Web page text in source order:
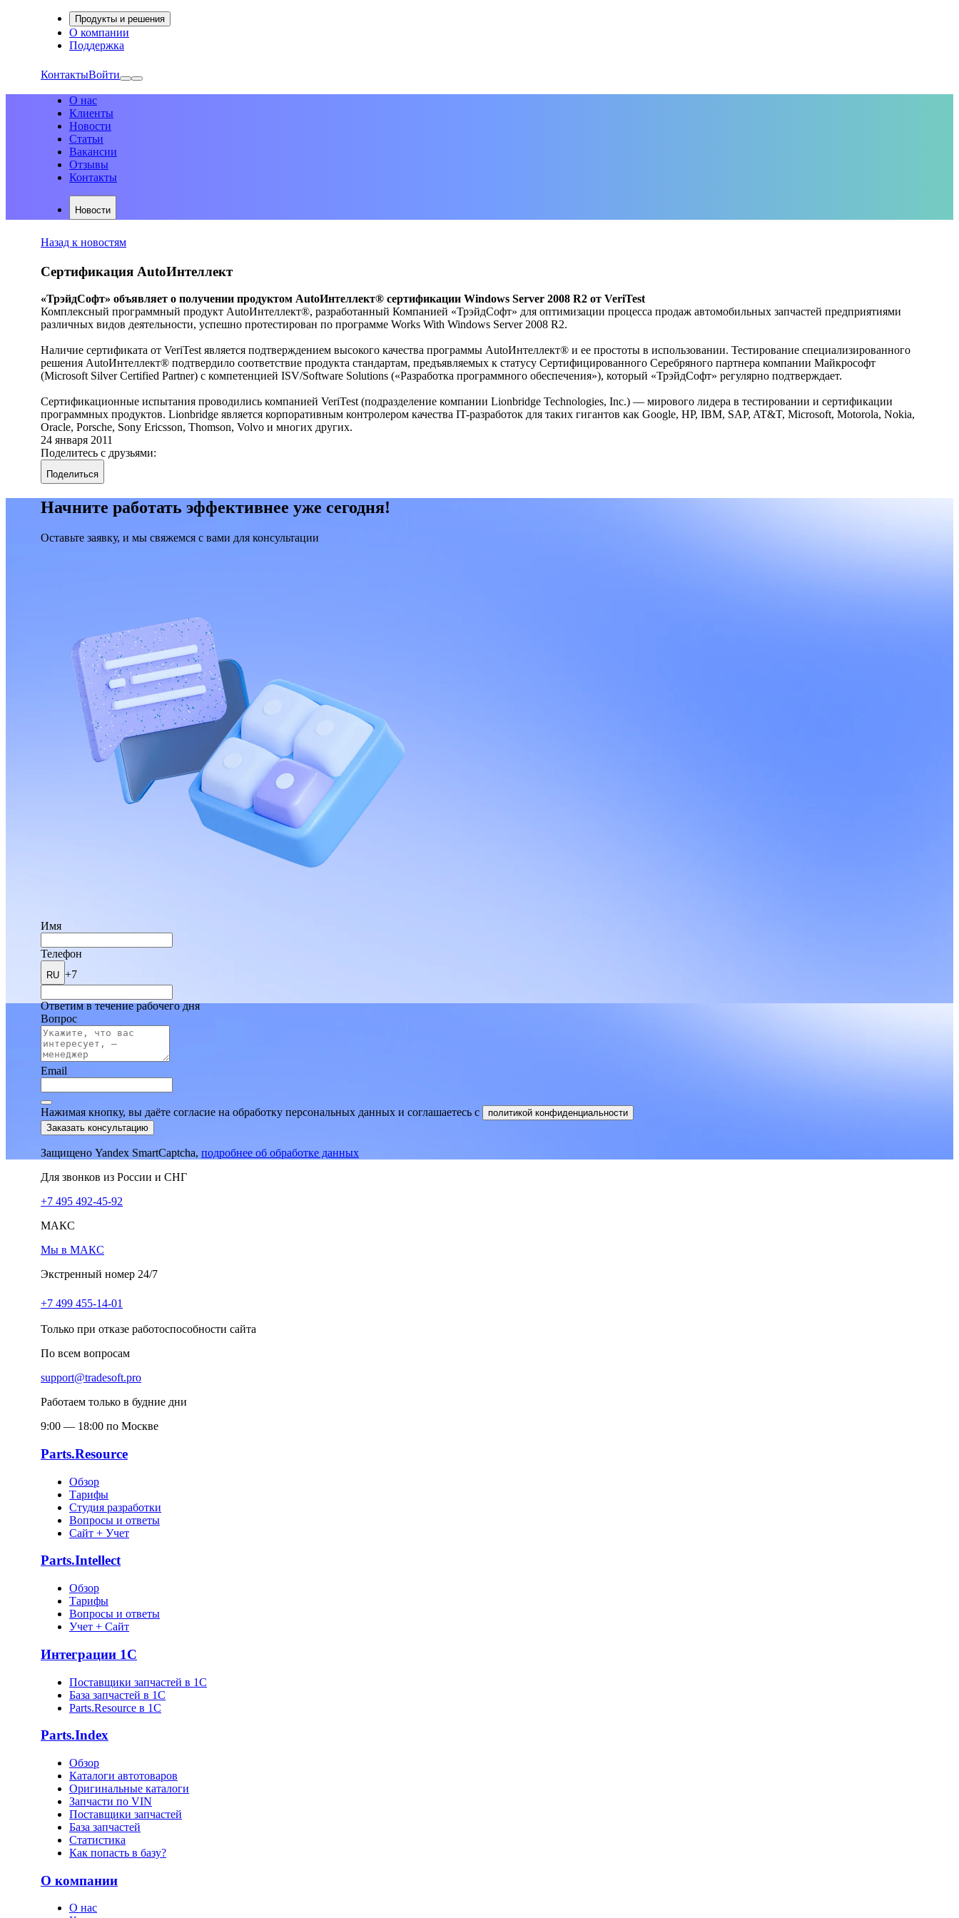
Продукты и решения
О компании
Поддержка
КонтактыВойти
О нас
Клиенты
Новости
Статьи
Вакансии
Отзывы
Контакты
Новости
Назад к новостям
Сертификация AutoИнтеллект
«ТрэйдСофт» объявляет о получении продуктом AutoИнтеллект® сертификации Windows Server 2008 R2 от VeriTest
Комплексный программный продукт AutoИнтеллект®, разработанный Компанией «ТрэйдСофт» для оптимизации процесса продаж автомобильных запчастей предприятиями
различных видов деятельности, успешно протестирован по программе Works With Windows Server 2008 R2.
Наличие сертификата от VeriTest является подтверждением высокого качества программы AutoИнтеллект® и ее простоты в использовании. Тестирование специализированного
решения AutoИнтеллект® подтвердило соответствие продукта стандартам, предъявляемых к статусу Сертифицированного Серебряного партнера компании Майкрософт
(Microsoft Silver Certified Partner) с компетенцией ISV/Software Solutions («Разработка программного обеспечения»), который «ТрэйдСофт» регулярно подтверждает.
Сертификационные испытания проводились компанией VeriTest (подразделение компании Lionbridge Technologies, Inc.) — мирового лидера в тестировании и сертификации
программных продуктов. Lionbridge является корпоративным контролером качества IT-разработок для таких гигантов как Google, HP, IBM, SAP, AT&T, Microsoft, Motorola, Nokia,
Oracle, Porsche, Sony Ericsson, Thomson, Volvo и многих других.
24 января 2011
Поделитесь с друзьями:
Поделиться
Начните работать эффективнее уже сегодня!
Оставьте заявку, и мы свяжемся с вами для консультации
Имя
Телефон
RU +7
Ответим в течение рабочего дня
Вопрос
Email
Нажимая кнопку, вы даёте согласие на обработку персональных данных и соглашаетесь c
политикой конфиденциальности
Заказать консультацию
Защищено Yandex SmartCaptcha, подробнее об обработке данных
Для звонков из России и СНГ
+7 495 492-45-92
МАКС
Мы в МАКС
Экстренный номер 24/7
+7 499 455-14-01
Только при отказе работоспособности сайта
По всем вопросам
support@tradesoft.pro
Работаем только в будние дни
9:00 — 18:00 по Москве
Parts.Resource
Обзор
Тарифы
Студия разработки
Вопросы и ответы
Сайт + Учет
Parts.Intellect
Обзор
Тарифы
Вопросы и ответы
Учет + Сайт
Интеграции 1С
Поставщики запчастей в 1C
База запчастей в 1С
Parts.Resource в 1C
Parts.Index
Обзор
Каталоги автотоваров
Оригинальные каталоги
Запчасти по VIN
Поставщики запчастей
База запчастей
Статистика
Как попасть в базу?
О компании
О нас